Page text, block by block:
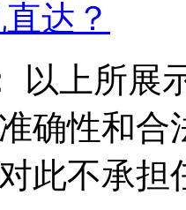
达？
以上所展
确性和合
此不承担